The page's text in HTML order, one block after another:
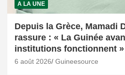
A LA UNE
Depuis la Grèce, Mamadi
rassure : « La Guinée
institutions fonctionnent »
6 août 2026 Guineesource